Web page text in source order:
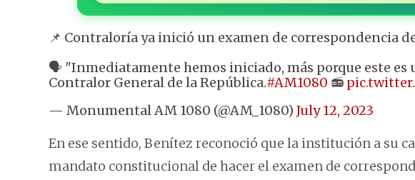
📌 Contraloría ya inició un examen de correspondencia
🗣 "Inmediatamente hemos iniciado, más porque este es
Contralor General de la República.#AM1080 📻
— Monumental AM 1080 (@AM_1080) July 12, 2023
En ese sentido, Benítez reconoció que la institución a su
mandato constitucional de hacer el examen de